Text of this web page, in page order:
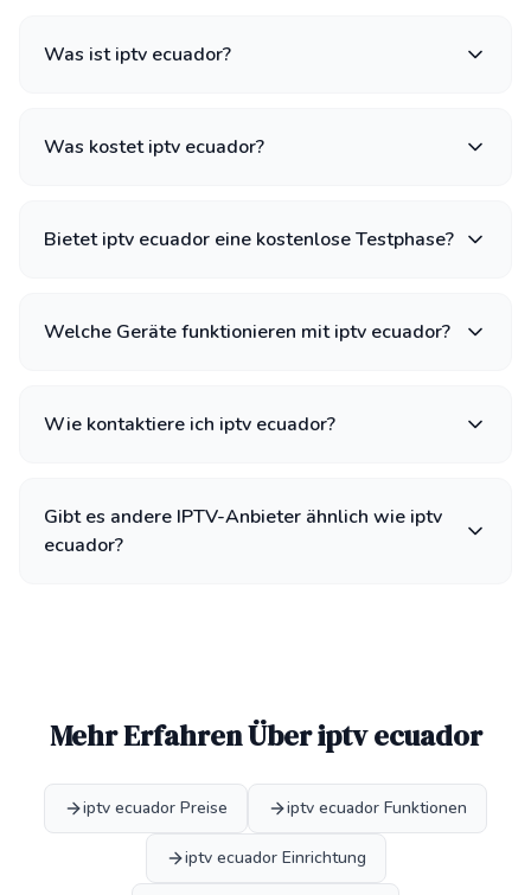
Was ist iptv ecuador?
Was kostet iptv ecuador?
Bietet iptv ecuador eine kostenlose Testphase?
Welche Geräte funktionieren mit iptv ecuador?
Wie kontaktiere ich iptv ecuador?
Gibt es andere IPTV-Anbieter ähnlich wie iptv
ecuador?
Mehr Erfahren Über iptv ecuador
iptv ecuador Preise iptv ecuador Funktionen
iptv ecuador Einrichtung